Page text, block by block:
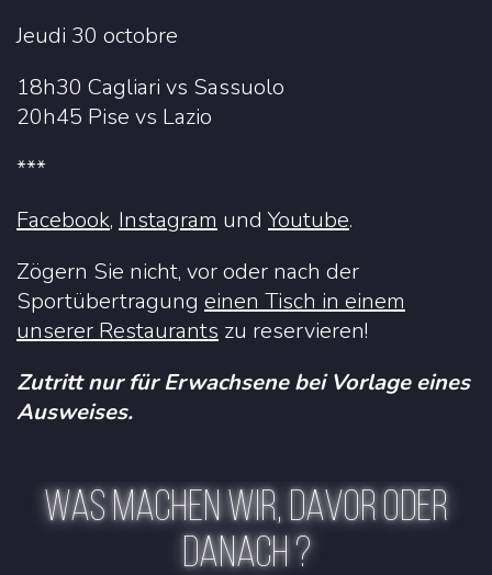
Jeudi 30 octobre
18h30 Cagliari vs Sassuolo
20h45 Pise vs Lazio
***
Facebook, Instagram und Youtube.
Zögern Sie nicht, vor oder nach der
Sportübertragung einen Tisch in einem
unserer Restaurants zu reservieren!
Zutritt nur für Erwachsene bei Vorlage eines
Ausweises.
WAS MACHEN WIR, DAVOR ODER
DANACH ?